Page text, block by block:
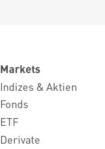
Markets
Indizes & Aktien
Fonds
ETF
Derivate